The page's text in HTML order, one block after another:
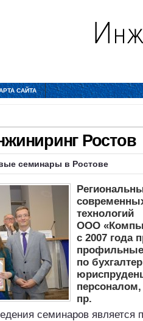
САЙТА
Ростов
семинары в Ростове
технологий
ООО
с 2007 года
по
пр.
семинаров является